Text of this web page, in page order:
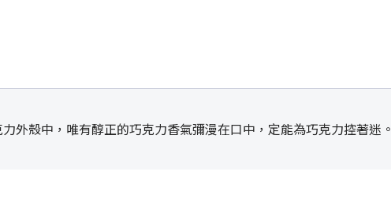
外殼中，唯有醇正的巧克力香氣彌漫在口中，定能為巧克力控著迷。